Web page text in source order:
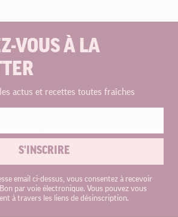
VOUS À LA
actus et recettes toutes fraîches
S'INSCRIRE
email ci-dessus, vous consentez à recevoir
par voie électronique. Vous pouvez vous
à travers les liens de désinscription.